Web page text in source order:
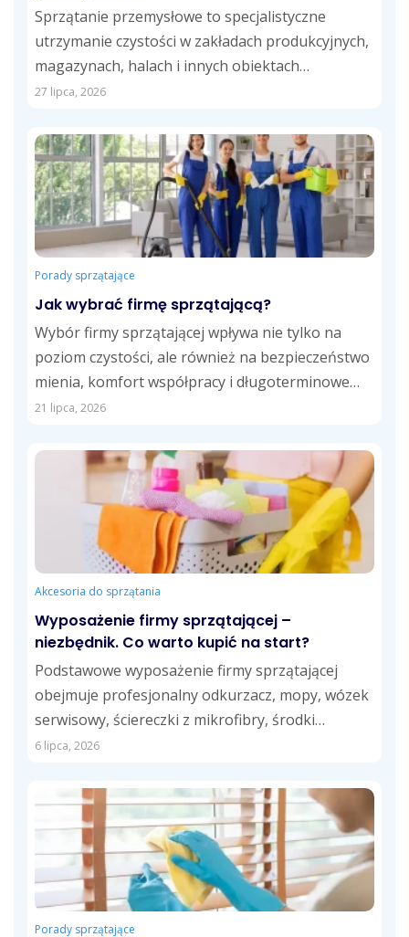
Sprzątanie przemysłowe to specjalistyczne
utrzymanie czystości w zakładach produkcyjnych,
magazynach, halach i innych obiektach
przemysłowych. Obejmuje usuwanie pyłów,
27 lipca, 2026
Porady sprzątające
Jak wybrać firmę sprzątającą?
Wybór firmy sprzątającej wpływa nie tylko na
poziom czystości, ale również na bezpieczeństwo
mienia, komfort współpracy i długoterminowe
koszty usług....
21 lipca, 2026
Akcesoria do sprzątania
Wyposażenie firmy sprzątającej –
niezbędnik. Co warto kupić na start?
Podstawowe wyposażenie firmy sprzątającej
obejmuje profesjonalny odkurzacz, mopy, wózek
serwisowy, ściereczki z mikrofibry, środki
czystości dostosowane do różnych powierzchni
6 lipca, 2026
Porady sprzątające